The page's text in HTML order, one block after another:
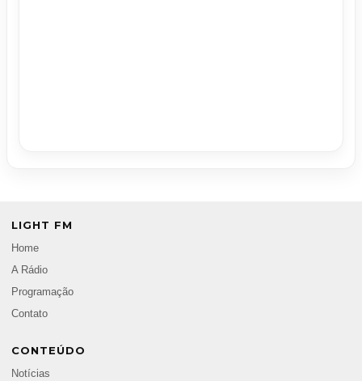
LIGHT FM
Home
A Rádio
Programação
Contato
CONTEÚDO
Notícias